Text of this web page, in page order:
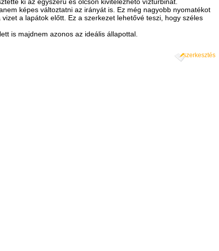
ki az egyszerű és olcsón kivitelezhető vízturbinát.
képes változtatni az irányát is. Ez még nagyobb nyomatékot
a lapátok előtt. Ez a szerkezet lehetővé teszi, hogy széles
is majdnem azonos az ideális állapottal.
szerkesztés